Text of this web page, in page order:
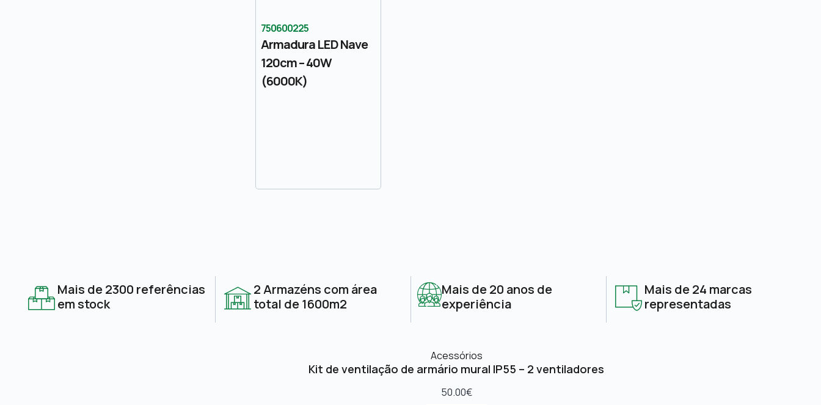
750600225
Armadura LED Nave
120cm – 40W
(6000K)
Mais de 2300 referências
em stock
2 Armazéns com área
total de 1600m2
Mais de 20 anos de
experiência
Mais de 24 marcas
representadas
Acessórios
Kit de ventilação de armário mural IP55 – 2 ventiladores
50.00€